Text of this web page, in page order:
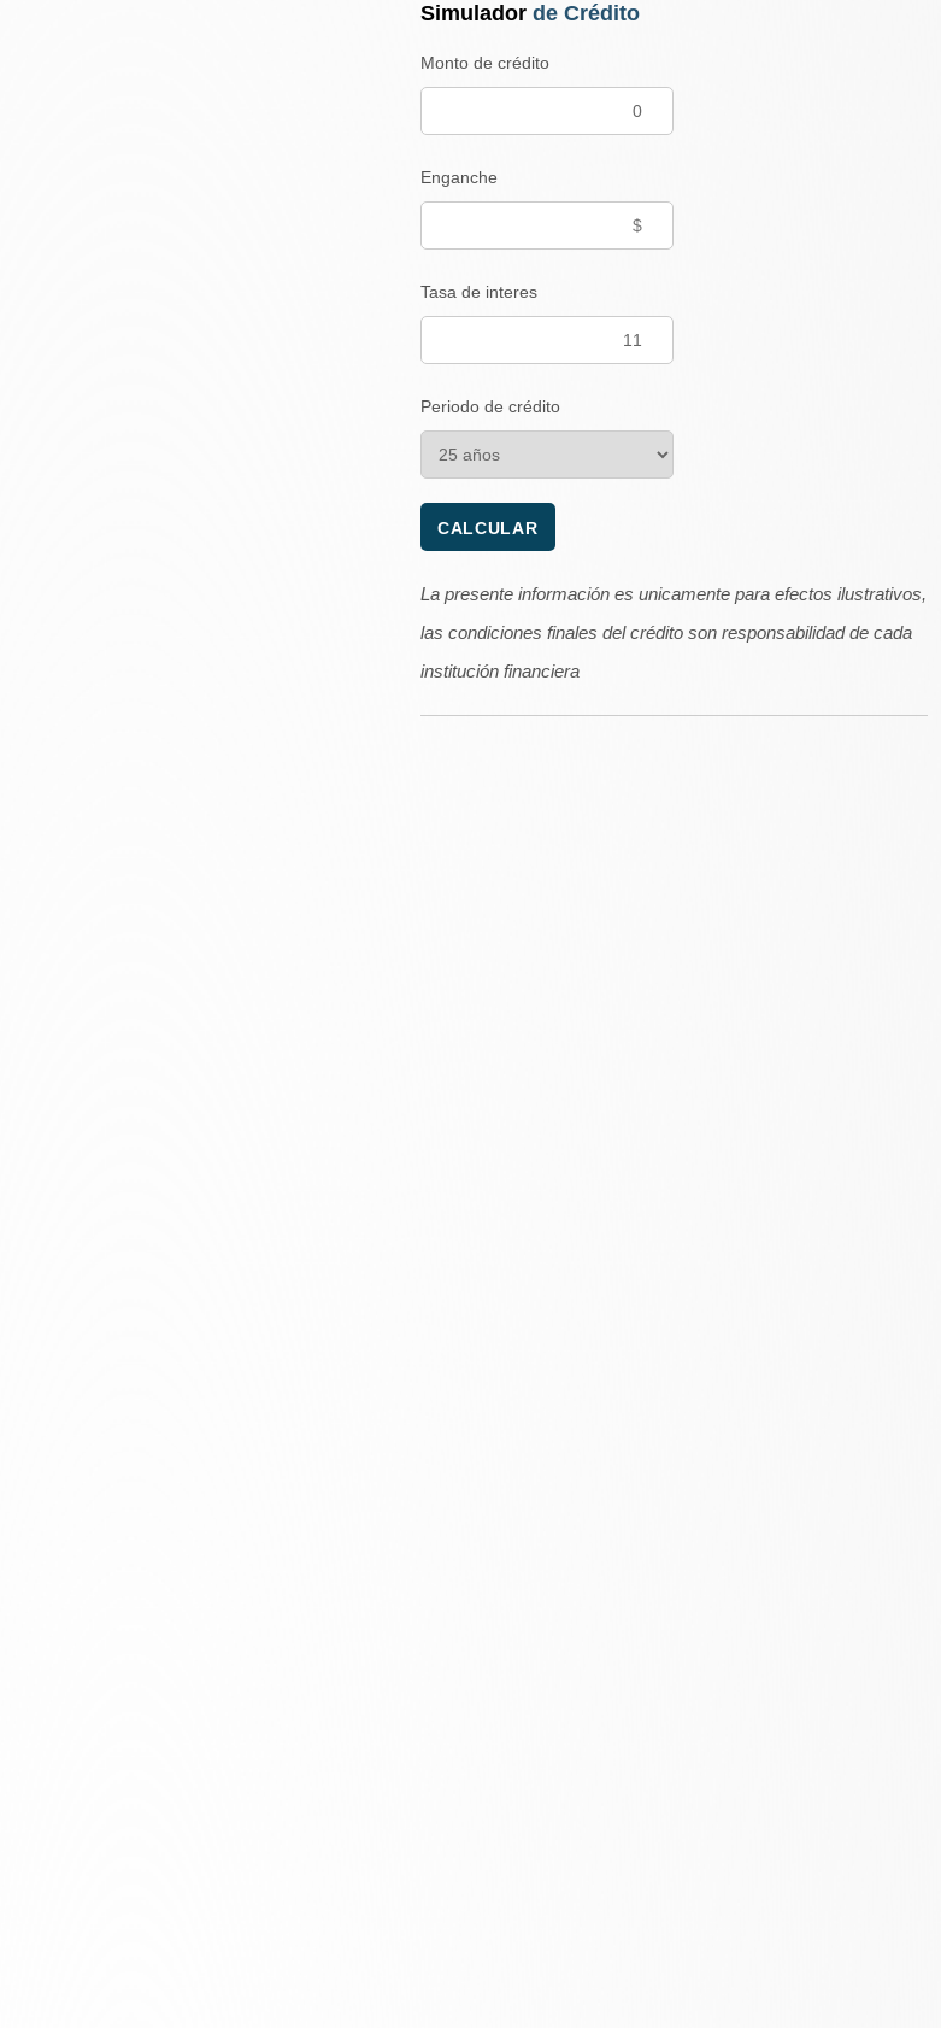
Simuladorde Crédito
Monto de crédito
Enganche
Tasa de interes
Periodo de crédito
La presente información es unicamente para efectos ilustrativos,
las condiciones finales del crédito son responsabilidad de cada
institución financiera